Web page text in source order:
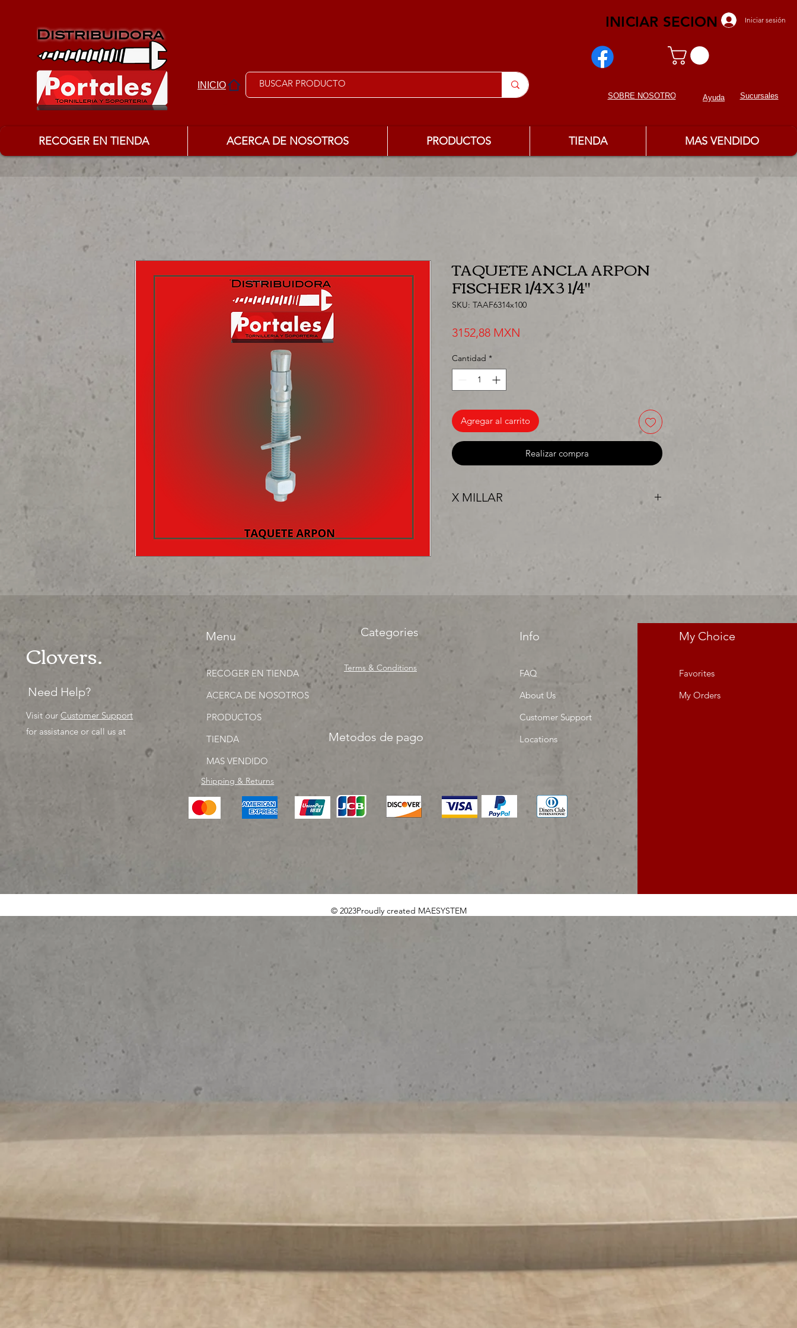
INICIO
Iniciar sesión
INICIAR SECION
SOBRE NOSOTROS Ayuda Sucursales
RECOGER EN TIENDA ACERCA DE NOSOTROS PRODUCTOS TIENDA MAS VENDIDO
TAQUETE ANCLA ARPON
FISCHER 1/4X3 1/4"
SKU: TAAF6314x100
3152,88 MXN Precio
Cantidad *
Agregar al carrito
Realizar compra
X MILLAR
Clovers.
Need Help?
Visit ourCustomer Support
for assistance or call us at
Menu
RECOGER EN TIENDA
ACERCA DE NOSOTROS
PRODUCTOS
TIENDA
MAS VENDIDO
Shipping & Returns
Categories
Terms & Conditions
Info
FAQ
About Us
Customer Support
Locations
My Choice
Favorites
My Orders
Metodos de pago
© 2023Proudly created MAESYSTEM